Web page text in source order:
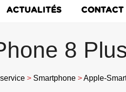
ACTUALITÉS CONTACT
8
> Smartphone >Apple-